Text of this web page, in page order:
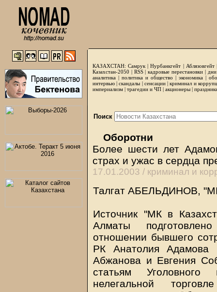
КАЗАХСТАН: Самрук |Нурбанкгейт | Аблязовгейт
Казахстан-2050 | RSS|кадровые перестановки|
аналитика | политика и общество | экономика |
интервью |скандалы | сенсации|криминал и
империализм | трагедии и ЧП | акционеры |
Поиск
Оборотни
Более шести лет
страх и ужас в сердца
17.01.2003 / криминал и
Талгат АБЕЛЬДИНОВ,
Источник "МК в
Алматы
отношении бывшего
РК Анатолия Адамова
Абжанова и Евгения
статьям
нелегальной